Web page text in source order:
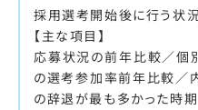
採用選考開始後に行う状
【主な項目】
応募状況の前年比較／個
の選考参加率前年比較／
の辞退が最も多かった時期